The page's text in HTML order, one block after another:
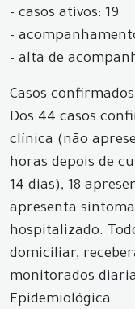
- casos ativos: 19
-
- alta de
Casos confirmados
Dos 44 casos
clínica (não
horas depois de
14 dias), 18
apresenta
hospitalizado.
domiciliar,
monitorados
Epidemiológica.